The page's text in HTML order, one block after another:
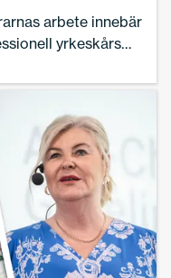
arbete innebär
yrkeskårs